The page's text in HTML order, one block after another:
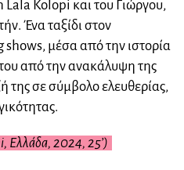
Lala Kolopi και του Γιώργου,
Ένα ταξίδι στον
μέσα από την ιστορία
από την ανακάλυψη της
της σε σύμβολο ελευθερίας,
Ελλάδα, 2024, 25’)